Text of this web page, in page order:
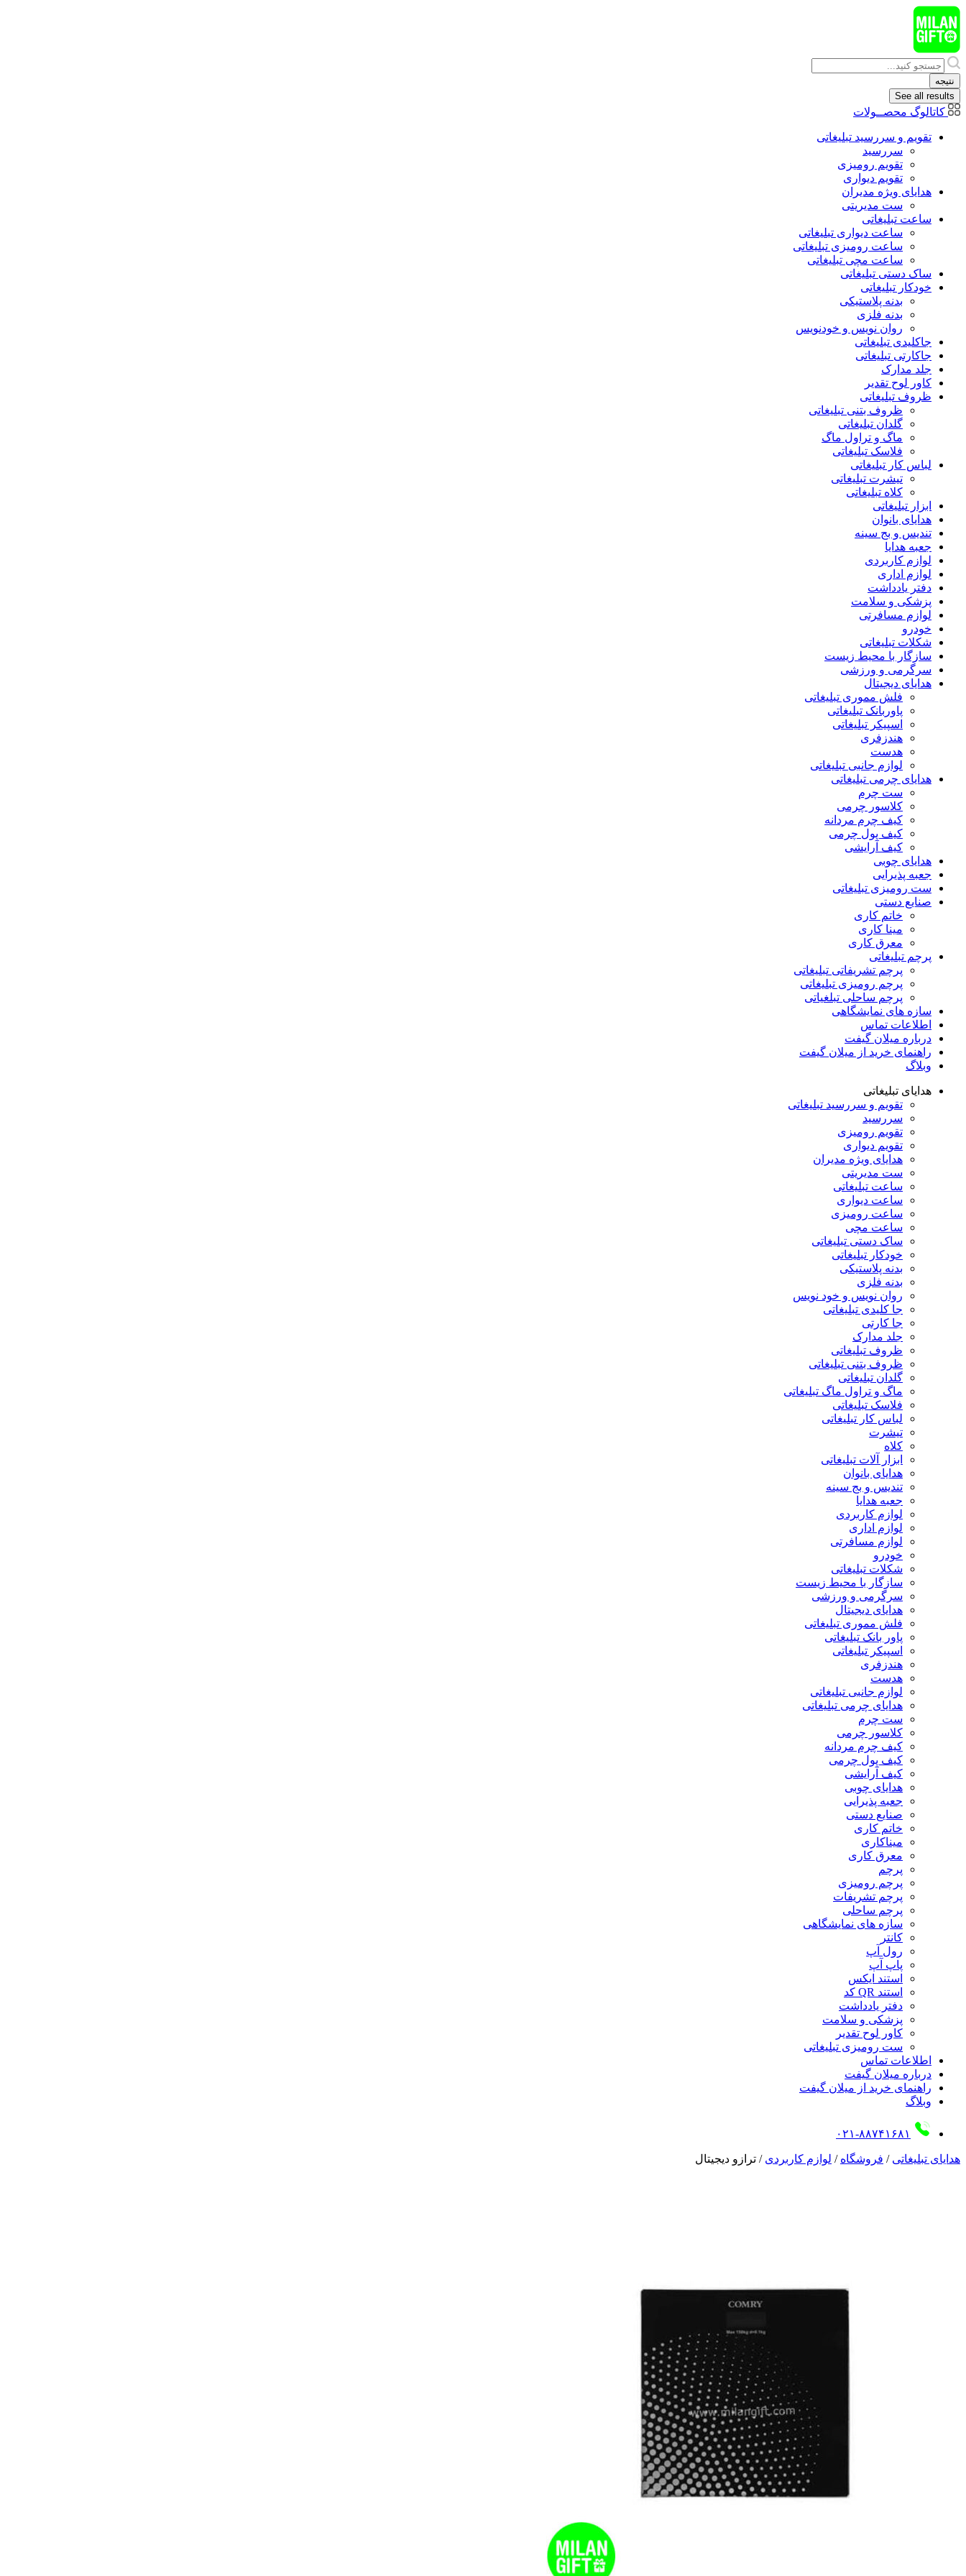
پرش
به
محتوا
Search
...
نتیجه
See all results
کاتالوگ محصــولات
تقویم و سررسید تبلیغاتی
سررسید
تقویم رومیزی
تقویم دیواری
هدایای ويژه مدیران
ست مدیریتی
ساعت تبلیغاتی
ساعت دیواری تبلیغاتی
ساعت رومیزی تبلیغاتی
ساعت مچی تبلیغاتی
ساک دستی تبلیغاتی
خودکار تبلیغاتی
بدنه پلاستیکی
بدنه فلزی
روان نویس و خودنویس
جاکلیدی تبلیغاتی
جاکارتی تبلیغاتی
جلد مدارک
کاور لوح تقدیر
ظروف تبلیغاتی
ظروف بتنی تبلیغاتی
گلدان تبلیغاتی
ماگ و تراول ماگ
فلاسک تبلیغاتی
لباس کار تبلیغاتی
تیشرت تبلیغاتی
کلاه تبلیغاتی
ابزار تبلیغاتی
هدایای بانوان
تندیس و بج سینه
جعبه هدایا
لوازم کاربردی
لوازم اداری
دفتر یادداشت
پزشکی و سلامت
لوازم مسافرتی
خودرو
شکلات تبلیغاتی
سازگار با محیط زیست
سرگرمی و ورزشی
هدایای دیجیتال
فلش مموری تبلیغاتی
پاوربانک تبلیغاتی
اسپیکر تبلیغاتی
هندزفری
هدست
لوازم جانبی تبلیغاتی
هدایای چرمی تبلیغاتی
ست چرم
کلاسور چرمی
کیف چرم مردانه
کیف پول چرمی
کیف آرایشی
هدایای چوبی
جعبه پذیرایی
ست رومیزی تبلیغاتی
صنایع دستی
خاتم کاری
مینا کاری
معرق کاری
پرچم تبلیغاتی
پرچم تشریفاتی تبلیغاتی
پرچم رومیزی تبلیغاتی
پرچم ساحلی تبلغیاتی
سازه های نمایشگاهی
اطلاعات تماس
درباره میلان گیفت
راهنمای خرید از میلان گیفت
وبلاگ
هدایای تبلیغاتی
تقویم و سررسید تبلیغاتی
سررسید
تقویم رومیزی
تقویم دیواری
هدایای ویژه مدیران
ست مدیریتی
ساعت تبلیغاتی
ساعت دیواری
ساعت رومیزی
ساعت مچی
ساک دستی تبلیغاتی
خودکار تبلیغاتی
بدنه پلاستیکی
بدنه فلزی
روان نویس و خود نویس
جا کلیدی تبلیغاتی
جا کارتی
جلد مدارک
ظروف تبلیغاتی
ظروف بتنی تبلیغاتی
گلدان تبلیغاتی
ماگ و تراول ماگ تبلیغاتی
فلاسک تبلیغاتی
لباس کار تبلیغاتی
تیشرت
کلاه
ابزار آلات تبلیغاتی
هدایای بانوان
تندیس و بج سینه
جعبه هدایا
لوازم کاربردی
لوازم اداری
لوازم مسافرتی
خودرو
شکلات تبلیغاتی
سازگار با محیط زیست
سرگرمی و ورزشی
هدایای دیجیتال
فلش مموری تبلیغاتی
پاور بانک تبلیغاتی
اسپیکر تبلیغاتی
هندزفری
هدست
لوازم جانبی تبلیغاتی
هدایای چرمی تبلیغاتی
ست چرم
کلاسور چرمی
کیف چرم مردانه
کیف پول چرمی
کیف آرایشی
هدایای چوبی
جعبه پذیرایی
صنایع دستی
خاتم کاری
میناکاری
معرق کاری
پرچم
پرچم رومیزی
پرچم تشریفات
پرچم ساحلی
سازه های نمایشگاهی
کانتر
رول آپ
پاپ آپ
استند ایکس
استند QR کد
دفتر یادداشت
پزشکی و سلامت
کاور لوح تقدیر
ست رومیزی تبلیغاتی
اطلاعات تماس
درباره میلان گیفت
راهنمای خرید از میلان گیفت
وبلاگ
۰۲۱-۸۸۷۴۱۶۸۱
هدایای تبلیغاتی / فروشگاه / لوازم کاربردی / ترازو دیجیتال